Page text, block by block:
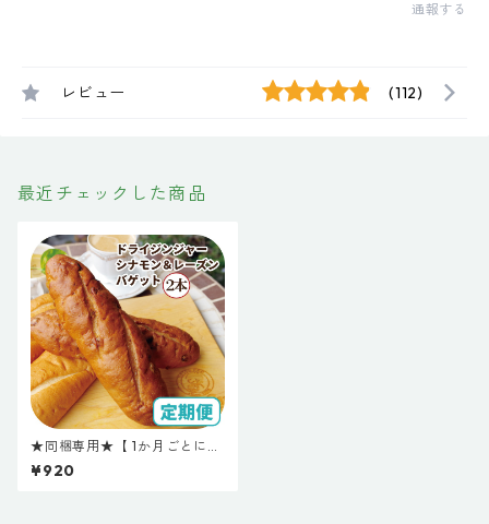
通報する
レビュー (112)
最近チェックした商品
★同梱専用★【 1か月ごとに自
動で届く定期便 】お米のジン
ジャーシナモンくるみバケッ
¥920